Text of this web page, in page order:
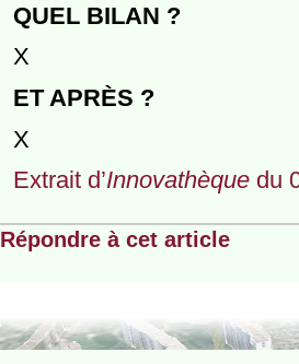
QUEL BILAN ?
X
ET APRÈS ?
X
Extrait d’Innovathèquedu
Répondre à cet article